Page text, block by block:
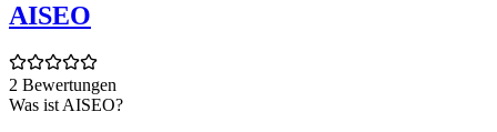
AISEO
2 Bewertungen
Was ist AISEO?